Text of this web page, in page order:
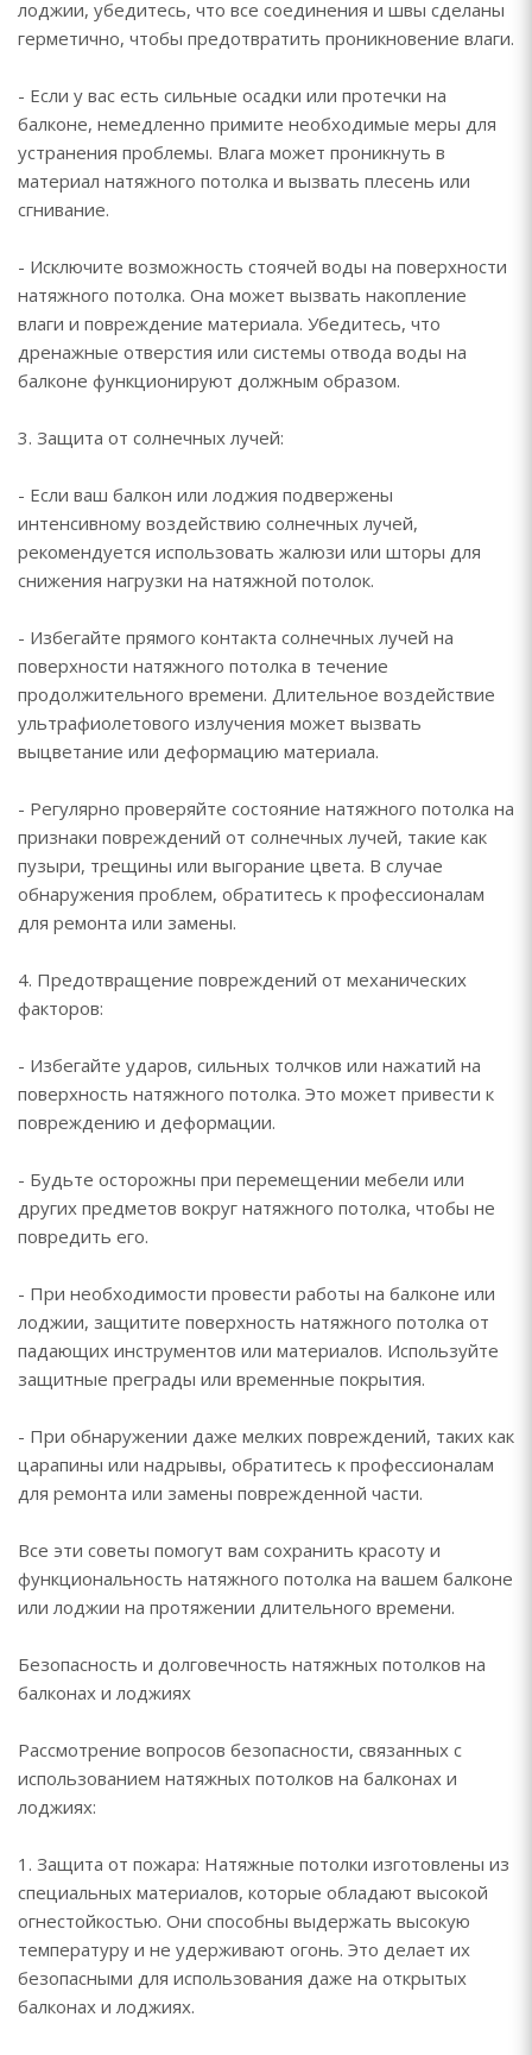
лоджии, убедитесь, что все соединения и швы сделаны
герметично, чтобы предотвратить проникновение влаги.
- Если у вас есть сильные осадки или протечки на
балконе, немедленно примите необходимые меры для
устранения проблемы. Влага может проникнуть в
материал натяжного потолка и вызвать плесень или
сгнивание.
- Исключите возможность стоячей воды на поверхности
натяжного потолка. Она может вызвать накопление
влаги и повреждение материала. Убедитесь, что
дренажные отверстия или системы отвода воды на
балконе функционируют должным образом.
3. Защита от солнечных лучей:
- Если ваш балкон или лоджия подвержены
интенсивному воздействию солнечных лучей,
рекомендуется использовать жалюзи или шторы для
снижения нагрузки на натяжной потолок.
- Избегайте прямого контакта солнечных лучей на
поверхности натяжного потолка в течение
продолжительного времени. Длительное воздействие
ультрафиолетового излучения может вызвать
выцветание или деформацию материала.
- Регулярно проверяйте состояние натяжного потолка на
признаки повреждений от солнечных лучей, такие как
пузыри, трещины или выгорание цвета. В случае
обнаружения проблем, обратитесь к профессионалам
для ремонта или замены.
4. Предотвращение повреждений от механических
факторов:
- Избегайте ударов, сильных толчков или нажатий на
поверхность натяжного потолка. Это может привести к
повреждению и деформации.
- Будьте осторожны при перемещении мебели или
других предметов вокруг натяжного потолка, чтобы не
повредить его.
- При необходимости провести работы на балконе или
лоджии, защитите поверхность натяжного потолка от
падающих инструментов или материалов. Используйте
защитные преграды или временные покрытия.
- При обнаружении даже мелких повреждений, таких как
царапины или надрывы, обратитесь к профессионалам
для ремонта или замены поврежденной части.
Все эти советы помогут вам сохранить красоту и
функциональность натяжного потолка на вашем балконе
или лоджии на протяжении длительного времени.
Безопасность и долговечность натяжных потолков на
балконах и лоджиях
Рассмотрение вопросов безопасности, связанных с
использованием натяжных потолков на балконах и
лоджиях:
1. Защита от пожара: Натяжные потолки изготовлены из
специальных материалов, которые обладают высокой
огнестойкостью. Они способны выдержать высокую
температуру и не удерживают огонь. Это делает их
безопасными для использования даже на открытых
балконах и лоджиях.